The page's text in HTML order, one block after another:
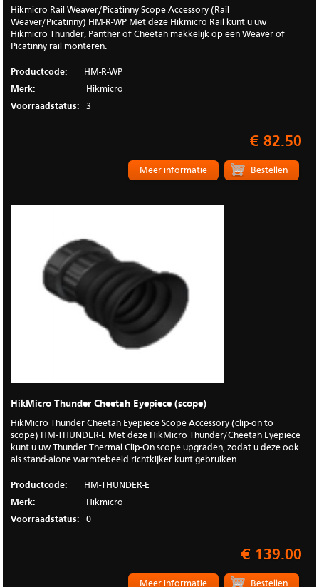
Hikmicro Rail Weaver/Picatinny Scope Accessory (Rail
Weaver/Picatinny) HM-R-WP Met deze Hikmicro Rail kunt u uw
Hikmicro Thunder, Panther of Cheetah makkelijk op een Weaver of
Picatinny rail monteren.
Productcode:
HM-R-WP
Merk:
Hikmicro
Voorraadstatus:
3
€ 82.50
Meer informatie
HikMicro Thunder Cheetah Eyepiece (scope)
HikMicro Thunder Cheetah Eyepiece Scope Accessory (clip-on to
scope) HM-THUNDER-E Met deze HikMicro Thunder/Cheetah Eyepiece
kunt u uw Thunder Thermal Clip-On scope upgraden, zodat u deze ook
als stand-alone warmtebeeld richtkijker kunt gebruiken.
Productcode:
HM-THUNDER-E
Merk:
Hikmicro
Voorraadstatus:
0
€ 139.00
Meer informatie